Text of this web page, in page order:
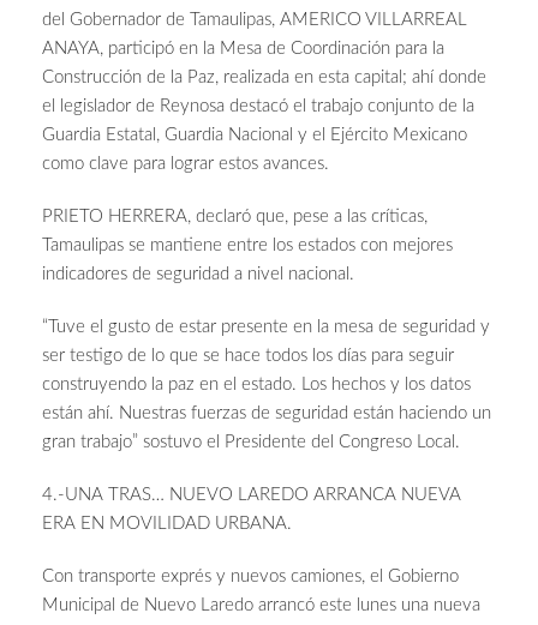
del Gobernador de Tamaulipas, AMERICO VILLARREAL
ANAYA, participó en la Mesa de Coordinación para la
Construcción de la Paz, realizada en esta capital; ahí donde
el legislador de Reynosa destacó el trabajo conjunto de la
Guardia Estatal, Guardia Nacional y el Ejército Mexicano
como clave para lograr estos avances.
PRIETO HERRERA, declaró que, pese a las críticas,
Tamaulipas se mantiene entre los estados con mejores
indicadores de seguridad a nivel nacional.
“Tuve el gusto de estar presente en la mesa de seguridad y
ser testigo de lo que se hace todos los días para seguir
construyendo la paz en el estado. Los hechos y los datos
están ahí. Nuestras fuerzas de seguridad están haciendo un
gran trabajo” sostuvo el Presidente del Congreso Local.
4.-UNA TRAS… NUEVO LAREDO ARRANCA NUEVA
ERA EN MOVILIDAD URBANA.
Con transporte exprés y nuevos camiones, el Gobierno
Municipal de Nuevo Laredo arrancó este lunes una nueva